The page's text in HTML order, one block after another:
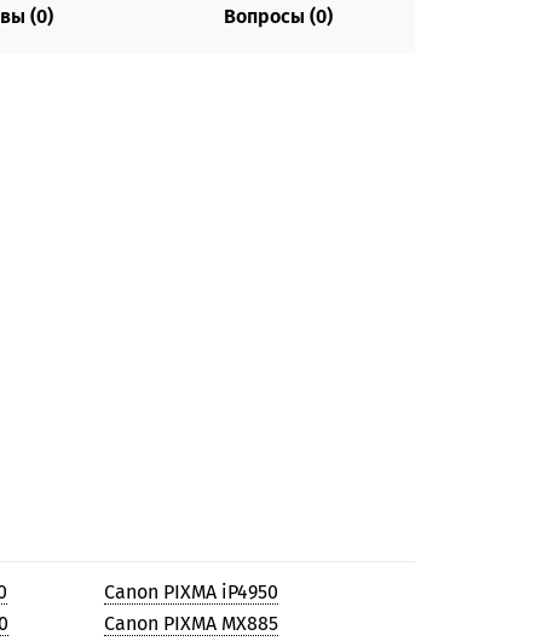
(0) Вопросы (0)
Canon PIXMA iP4950
Canon PIXMA MX885